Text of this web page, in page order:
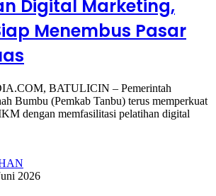
Digital Marketing,
Menembus Pasar
BATULICIN – Pemerintah
Bumbu (Pemkab Tanbu) terus memperkuat
dengan memfasilitasi pelatihan digital
2026